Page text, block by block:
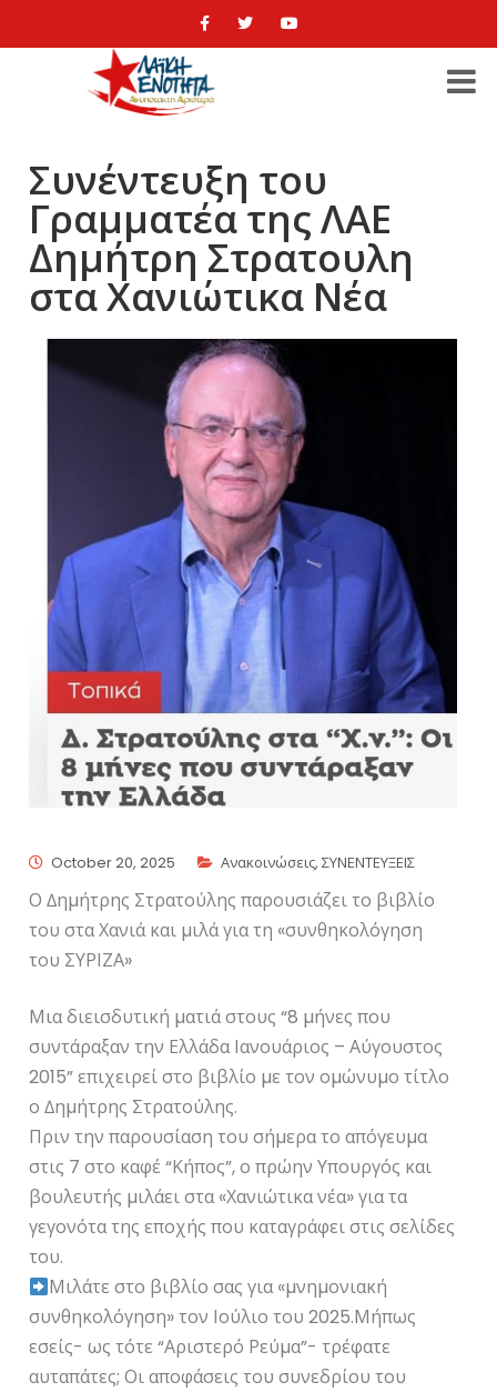
Συνέντευξη του
Γραμματέα της ΛΑΕ
Δημήτρη Στρατουλη
στα Χανιώτικα Νέα
October 20, 2025 Ανακοινώσεις,ΣΥΝΕΝΤΕΥΞΕΙΣ
Ο ∆ηµήτρης Στρατούλης παρουσιάζει το βιβλίο
του στα Χανιά και µιλά για τη «συνθηκολόγηση
του ΣΥΡΙΖΑ»
Μια διεισδυτική µατιά στους “8 µήνες που
συντάραξαν την Ελλάδα Ιανουάριος – Αύγουστος
2015” επιχειρεί στο βιβλίο µε τον οµώνυµο τίτλο
ο ∆ηµήτρης Στρατούλης.
Πριν την παρουσίαση του σήµερα το απόγευµα
στις 7 στο καφέ “Κήπος”, ο πρώην Υπουργός και
βουλευτής µιλάει στα «Χανιώτικα νέα» για τα
γεγονότα της εποχής που καταγράφει στις σελίδες
του.
Μιλάτε στο βιβλίο σας για «µνηµονιακή
συνθηκολόγηση» τον Ιούλιο του 2025.Μήπως
εσείς- ως τότε “Αριστερό Ρεύµα”- τρέφατε
αυταπάτες; Οι αποφάσεις του συνεδρίου του